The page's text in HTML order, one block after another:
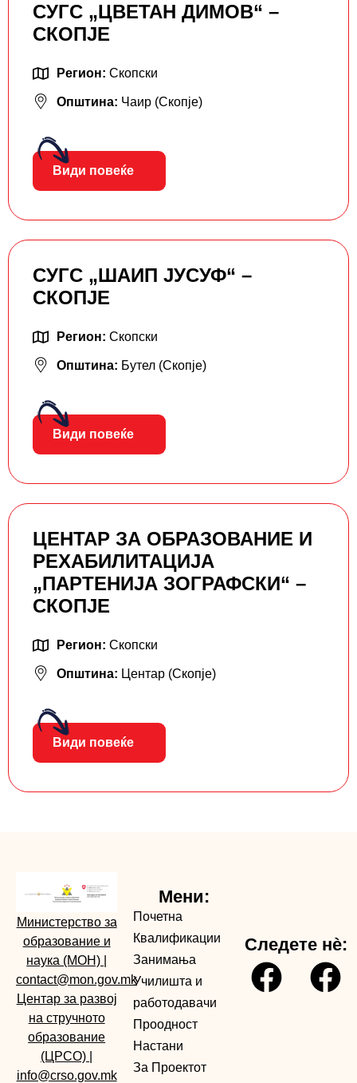
СУГС „ЦВЕТАН ДИМОВ“ –
СКОПЈЕ
Регион: Скопски
Општина: Чаир (Скопје)
Види повеќе
СУГС „ШАИП ЈУСУФ“ –
СКОПЈЕ
Регион: Скопски
Општина: Бутел (Скопје)
Види повеќе
ЦЕНТАР ЗА ОБРАЗОВАНИЕ И
РЕХАБИЛИТАЦИЈА
„ПАРТЕНИЈА ЗОГРАФСКИ“ –
СКОПЈЕ
Регион: Скопски
Општина: Центар (Скопје)
Види повеќе
Министерство за
образование и
наука (МОН)
contact@mon.gov.mk
Центар за развој
на стручното
образование
(ЦРСО)
info@crso.gov.mk
Мени:
Почетна
Квалификации
Занимања
Училишта и
работодавачи
Проодност
Настани
За Проектот
Следете нè: